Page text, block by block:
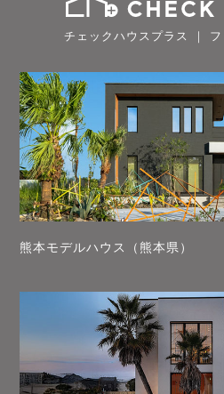
チェックハウスプラス ｜
熊本モデルハウス（熊本県）